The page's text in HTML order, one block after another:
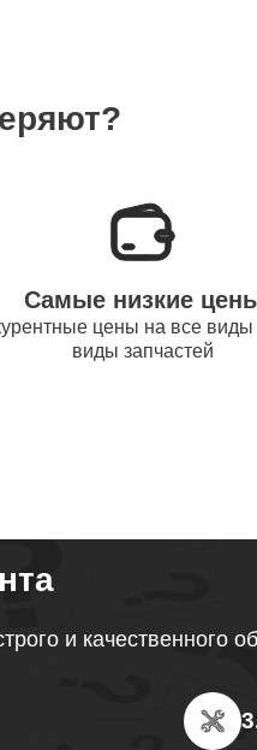
90
60
60
50
Самые низкие
цены на все виды
виды запчастей
и качественного